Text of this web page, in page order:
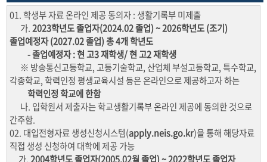
01. 학생부 자료 온라인 제공 동의자 : 생활기록부 미제출
가.2023학년도 졸업자(2024.02 졸업) ~ 2026학년도 (조기)
졸업예정자 (2027.02 졸업) 총 4개 학년도
- 졸업예정자 : 현 고3 재학생/ 현 고2 재학생
※ 방송통신고등학교, 고등기술학교, 산업체 부설고등학교, 특수학교,
각종학교, 학력인정 평생교육시설 등은 온라인으로 제공하고자 하는
학력인정 학교에 한함
나. 입학원서 제출자는 학교생활기록부 온라인 제공에 동의한 것으로
간주함.
02. 대입전형자료 생성신청시스템(apply.neis.go.kr)을 통해 해당자료
직접 생성 신청하여 대학에 제공 가능
가.2004학년도 졸업자(2005.02월 졸업) ~ 2022학년도 졸업자